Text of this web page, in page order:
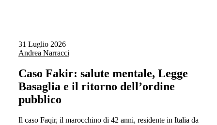
31 Luglio 2026
Andrea Narracci
Caso Fakir: salute mentale, Legge
Basaglia e il ritorno dell’ordine
pubblico
Il caso Faqir, il marocchino di 42 anni, residente in Italia da